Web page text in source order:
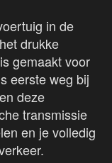
in de
drukke
gemaakt voor
eerste weg bij
deze
transmissie
en je volledig